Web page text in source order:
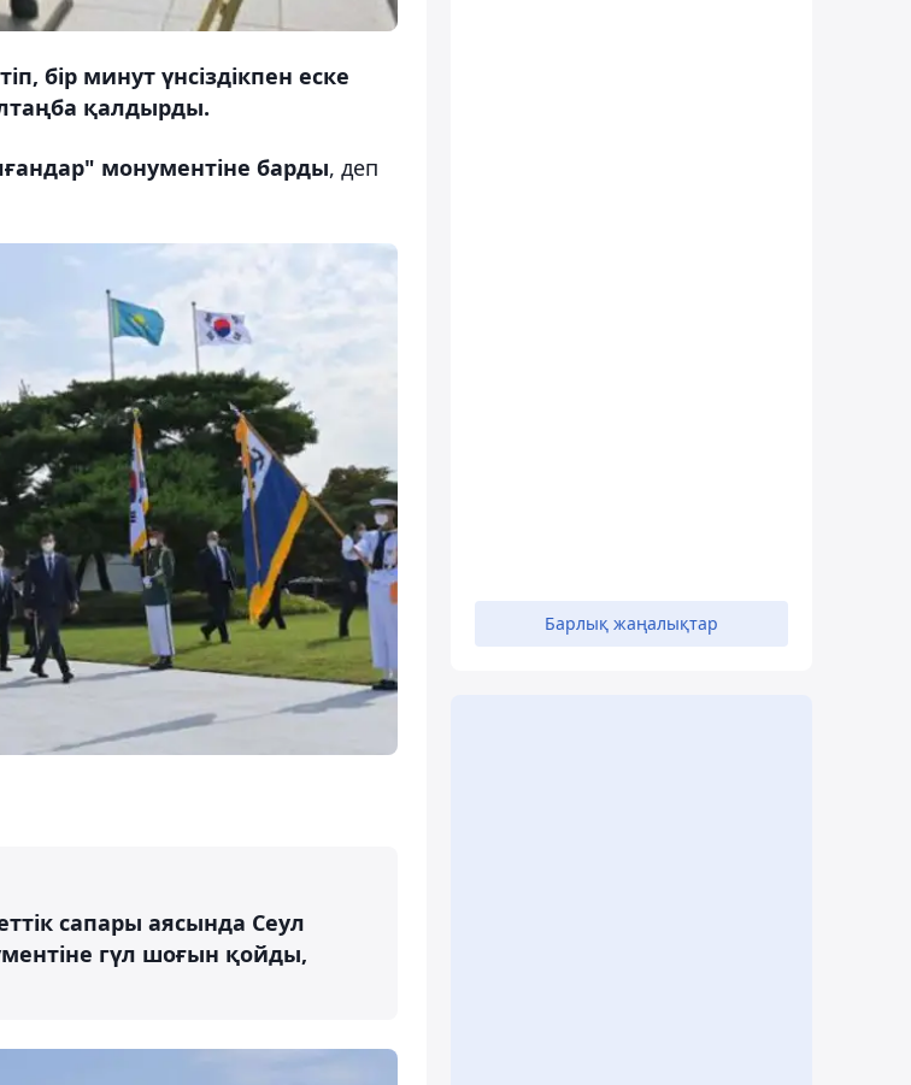
бір минут үнсіздікпен еске
қалдырды.
монументіне барды, деп
сапары аясында Сеул
гүл шоғын қойды,
Барлық жаңалықтар